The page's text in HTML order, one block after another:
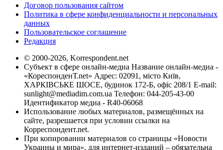
Договор пользования сайтом
Политика в сфере конфиденциальности и персональных
данных
Пользовательское соглашение
Редакция
© 2000-2026, Korrespondent.net
Субъект в сфере онлайн-медиа Название онлайн-медиа -
«КореспонденТ.net» Адрес: 02091, місто Київ,
ХАРКІВСЬКЕ ШОСЕ, будинок 172-Б, офіс 208/1 E-mail:
sunlight@mediadim.com.ua Телефон: 044-205-43-00
Идентификатор медиа - R40-06068
Использование любых материалов, размещённых на
сайте, разрешается при условии ссылки на
Корреспондент.net.
При копировании материалов со страницы «Новости
Украины и мира», для интернет-изданий – обязательна